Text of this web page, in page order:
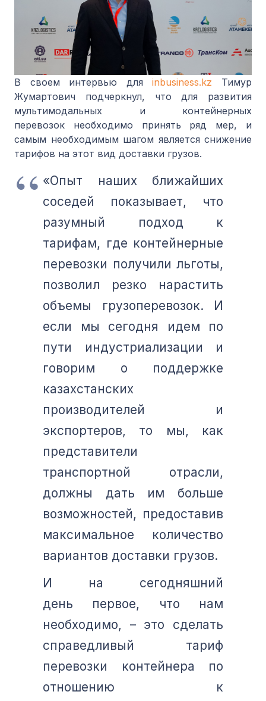
В своем интервью дляinbusiness.kz Тимур
Жумартович подчеркнул, что для развития
мультимодальных и контейнерных
перевозок необходимо принять ряд мер, и
самым необходимым шагом является снижение
тарифов на этот вид доставки грузов.
«Опыт наших ближайших
соседей показывает, что
разумный подход к
тарифам, где контейнерные
перевозки получили льготы,
позволил резко нарастить
объемы грузоперевозок. И
если мы сегодня идем по
пути индустриализации и
говорим о поддержке
казахстанских
производителей и
экспортеров, то мы, как
представители
транспортной отрасли,
должны дать им больше
возможностей, предоставив
максимальное количество
вариантов доставки грузов.
И на сегодняшний
день первое, что нам
необходимо, – это сделать
справедливый тариф
перевозки контейнера по
отношению к